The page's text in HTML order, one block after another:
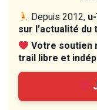
Depuis 2012,
sur l’actualité du
Votre soutien
trail libre et